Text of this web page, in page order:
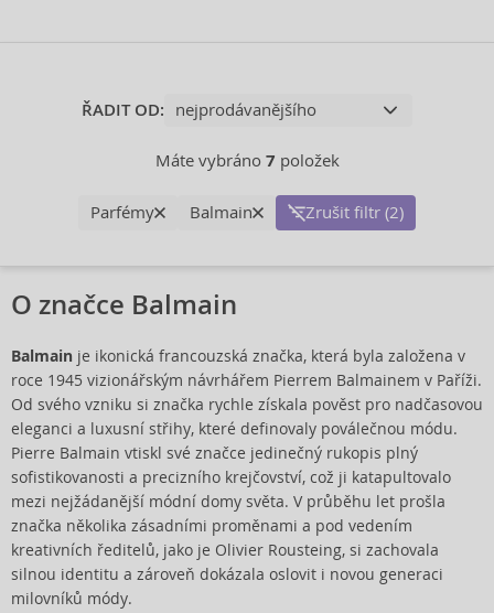
ŘADIT OD:
Máte vybráno 7 položek
Parfémy Balmain Zrušit filtr (2)
O značce Balmain
Balmain je ikonická francouzská značka, která byla založena v
roce 1945 vizionářským návrhářem Pierrem Balmainem v Paříži.
Od svého vzniku si značka rychle získala pověst pro nadčasovou
eleganci a luxusní střihy, které definovaly poválečnou módu.
Pierre Balmain vtiskl své značce jedinečný rukopis plný
sofistikovanosti a precizního krejčovství, což ji katapultovalo
mezi nejžádanější módní domy světa. V průběhu let prošla
značka několika zásadními proměnami a pod vedením
kreativních ředitelů, jako je Olivier Rousteing, si zachovala
silnou identitu a zároveň dokázala oslovit i novou generaci
milovníků módy.